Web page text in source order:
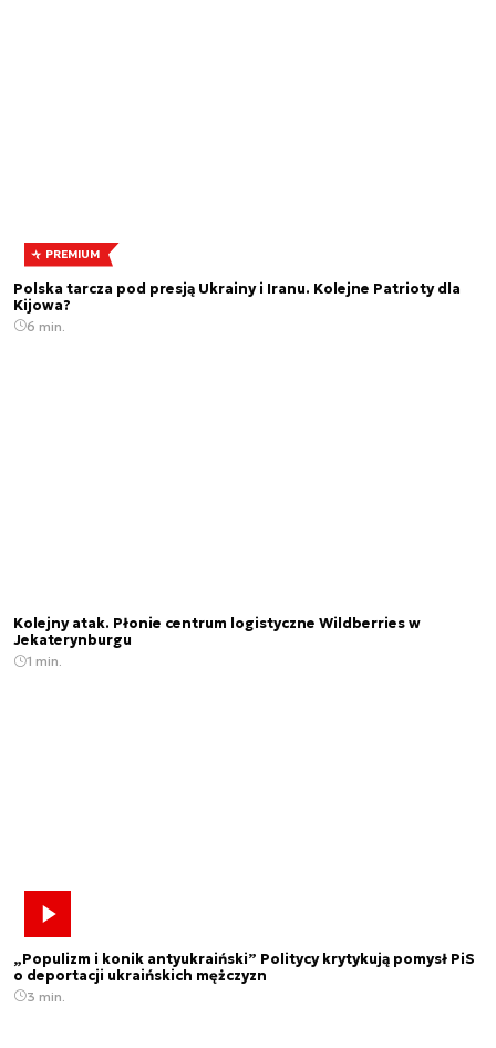
PREMIUM
Polska tarcza pod presją Ukrainy i Iranu. Kolejne Patrioty dla
Kijowa?
6 min.
Kolejny atak. Płonie centrum logistyczne Wildberries w
Jekaterynburgu
1 min.
„Populizm i konik antyukraiński” Politycy krytykują pomysł PiS
o deportacji ukraińskich mężczyzn
3 min.